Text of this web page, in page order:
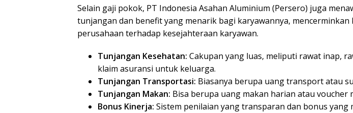
Selain gaji pokok, PT Indonesia Asahan Aluminium (Persero) juga
tunjangan dan benefit yang menarik bagi karyawannya, mencerminkan
perusahaan terhadap kesejahteraan karyawan.
Tunjangan Kesehatan: Cakupan yang luas, meliputi rawat inap,
klaim asuransi untuk keluarga.
Tunjangan Transportasi: Biasanya berupa uang transport atau
Tunjangan Makan: Bisa berupa uang makan harian atau voucher
Bonus Kinerja: Sistem penilaian yang transparan dan bonus yang